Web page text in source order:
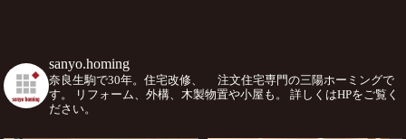
sanyo.homing
奈良生駒で30年。住宅改修、
注文住宅専門の三陽ホーミングで
す。
リフォーム、外構、木製物置や小屋も。
詳しくはHPをご覧く
ださい。